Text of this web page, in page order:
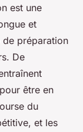
est une
et
de préparation
De
être en
du
et les